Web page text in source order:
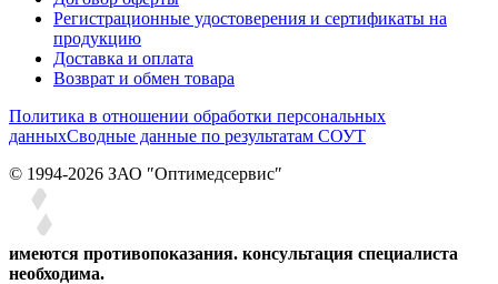
Регистрационные удостоверения и сертификаты на
продукцию
Доставка и оплата
Возврат и обмен товара
Политика в отношении обработки персональных
данныхСводные данные по результатам СОУТ
© 1994-2026 ЗАО ″Оптимедсервис″
имеются противопоказания. консультация специалиста
необходима.